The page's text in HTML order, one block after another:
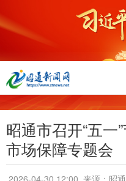
昭通市召开“五一
市场保障专题会
2026-04-30 12:00 来源：昭